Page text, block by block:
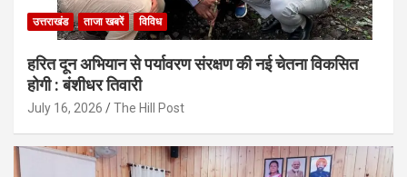
उत्तराखंड ताजा खबरें विविध
हरित दून अभियान से पर्यावरण संरक्षण की नई चेतना विकसित
होगी : बंशीधर तिवारी
July 16, 2026 The Hill Post